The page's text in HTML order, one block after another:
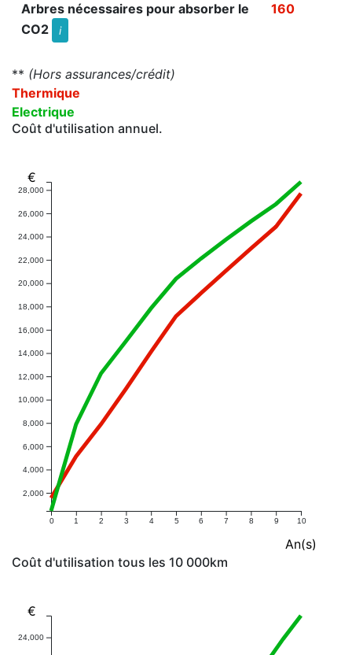
Arbres nécessaires pour absorber le
CO2
i
160
** (Hors assurances/crédit)
Thermique
Electrique
Coût d'utilisation annuel.
0 1 2 3 4 5 6 7 8 9 10
2,000
4,000
6,000
8,000
10,000
12,000
14,000
16,000
18,000
20,000
22,000
24,000
26,000
28,000
An(s)
€
Coût d'utilisation tous les 10 000km
24,000
€